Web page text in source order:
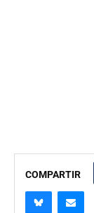
COMPARTIR